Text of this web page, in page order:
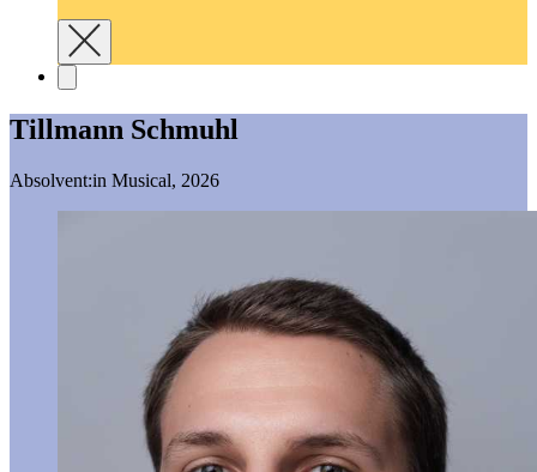
Tillmann Schmuhl
Absolvent:in Musical, 2026